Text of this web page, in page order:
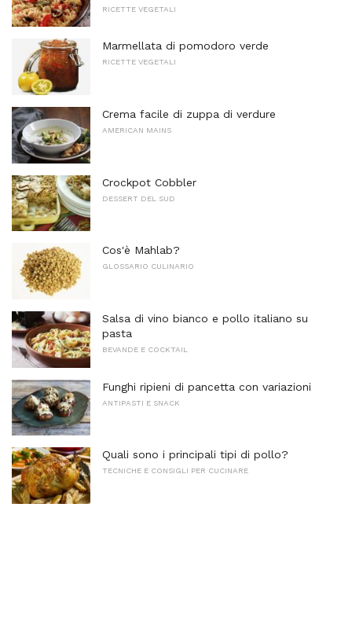
RICETTE VEGETALI
Marmellata di pomodoro verde
RICETTE VEGETALI
Crema facile di zuppa di verdure
AMERICAN MAINS
Crockpot Cobbler
DESSERT DEL SUD
Cos'è Mahlab?
GLOSSARIO CULINARIO
Salsa di vino bianco e pollo italiano su
pasta
BEVANDE E COCKTAIL
Funghi ripieni di pancetta con variazioni
ANTIPASTI E SNACK
Quali sono i principali tipi di pollo?
TECNICHE E CONSIGLI PER CUCINARE